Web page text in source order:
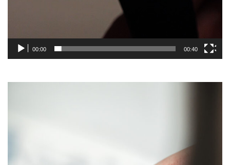
00:00 00:40